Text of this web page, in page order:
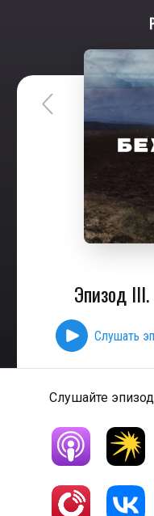
Эпизод
Слушать
Слушайте